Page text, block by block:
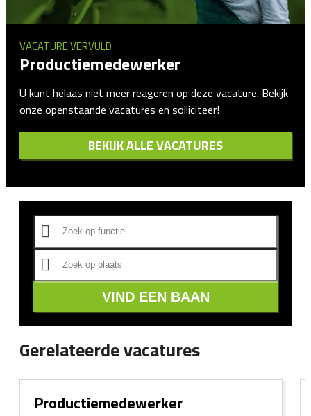
VACATURE VERVULD
Productiemedewerker
U kunt helaas niet meer reageren op deze vacature. Bekijk
onze openstaande vacatures en solliciteer!
BEKIJK ALLE VACATURES
VIND EEN BAAN
Gerelateerde vacatures
Productiemedewerker